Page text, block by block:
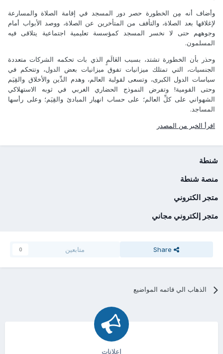
وأضاف أنه مِن الخطورة حصر دور المسجد في إقامة الصلاة والمسارعة
لإغلاقها بعد الصلاة، والتأفف من المتأخرين عن الصلاة، ووصد الأبواب أمام
وجوههم حتى لا نخسر المسجد كمؤسسة تعليمية اجتماعية يتلاقى فيه
المسلمون.
وحذر بأن الخطورة تشتد، بسبب العَالَمٍ الذي بات تحكمه الشركات متعددة
الجنسيات، التي تمتلك ميزانيات تفوق ميزانيات بعض الدول، وتتحكم في
سياسات الدول الكبرى، وتسعى لقولبة العالم، وهدم الدِّين والأخلاق والقِيَم
وحتى القومية! وتفرض النموذج الحضاري الغربي في ثوبه الاستهلاكي
الشهواني على كلِّ العالم؛ على حساب انهيار المبادئ والقِيَم؛ وعلى رأسها
المساجد.
اقرأ الخبر من المصدر
شنطة
منصة شنطة
متجر الكتروني
متجر إلكتروني مجاني
Share متابعين 0
الذهاب الي قائمه المواضيع
اعلانات